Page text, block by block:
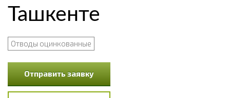
Ташкенте
Отводы оцинкованные
Отправить заявку